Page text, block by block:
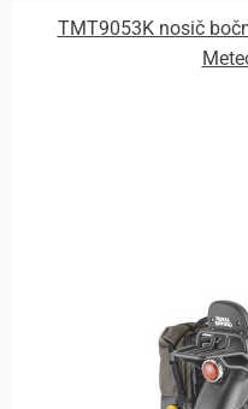
TMT9053K nosič